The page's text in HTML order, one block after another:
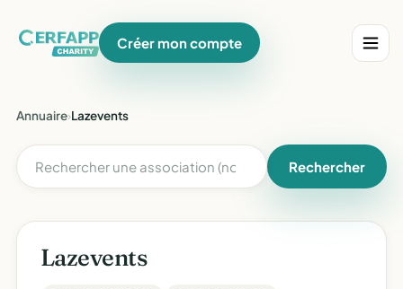
Créer mon compte
Annuaire›Lazevents
Rechercher
Lazevents